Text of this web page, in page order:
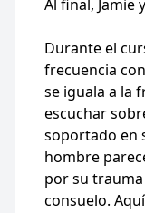
Al final, Jamie
Durante el
frecuencia
se iguala a la
escuchar
soportado en
hombre
por su
consuelo.